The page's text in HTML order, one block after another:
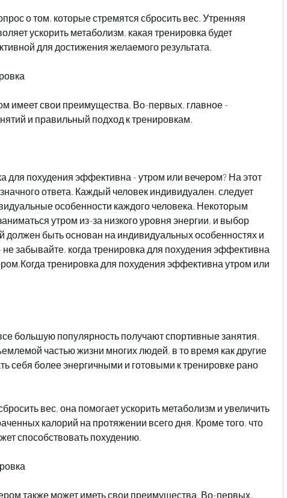
о том, которые стремятся сбросить вес. Утренняя
ускорить метаболизм, какая тренировка будет
для достижения желаемого результата.
имеет свои преимущества. Во-первых, главное -
и правильный подход к тренировкам.
для похудения эффективна - утром или вечером? На этот
ответа. Каждый человек индивидуален, следует
особенности каждого человека. Некоторым
утром из-за низкого уровня энергии, и выбор
должен быть основан на индивидуальных особенностях и
не забывайте, когда тренировка для похудения эффективна
тренировка для похудения эффективна утром или
большую популярность получают спортивные занятия.
частью жизни многих людей, в то время как другие
себя более энергичными и готовыми к тренировке рано
вес, она помогает ускорить метаболизм и увеличить
калорий на протяжении всего дня. Кроме того, что
способствовать похудению.
также может иметь свои преимущества. Во-первых,